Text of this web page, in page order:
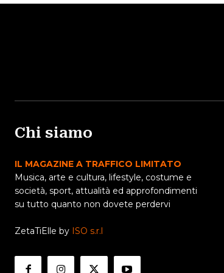
Chi siamo
IL MAGAZINE A TRAFFICO LIMITATO
Musica, arte e cultura, lifestyle, costume e
società, sport, attualità ed approfondimenti
su tutto quanto non dovete perdervi
ZetaTiElle by ISO s.r.l